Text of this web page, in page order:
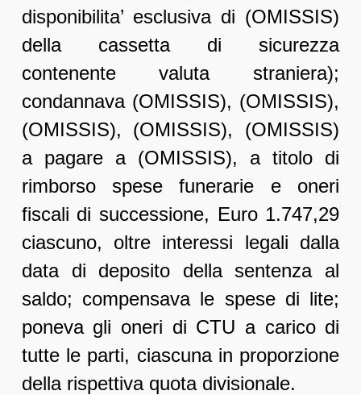
disponibilita’ esclusiva di (OMISSIS)
della cassetta di sicurezza
contenente valuta straniera);
condannava (OMISSIS), (OMISSIS),
(OMISSIS), (OMISSIS), (OMISSIS)
a pagare a (OMISSIS), a titolo di
rimborso spese funerarie e oneri
fiscali di successione, Euro 1.747,29
ciascuno, oltre interessi legali dalla
data di deposito della sentenza al
saldo; compensava le spese di lite;
poneva gli oneri di CTU a carico di
tutte le parti, ciascuna in proporzione
della rispettiva quota divisionale.